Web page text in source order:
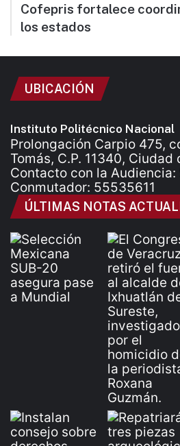
Cofepris fortalece
los estados
UBICACIÓN
Instituto Politécnico Nacional
Prolongación Carpio 475,
Tomás, C.P. 11340, Ciudad
Contacto con la
Conmutador: 55535611
ÚLTIMAS NOTAS